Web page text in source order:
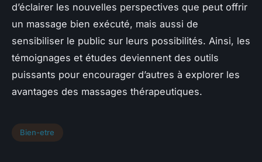
d’éclairer les nouvelles perspectives que peut offrir
un massage bien exécuté, mais aussi de
sensibiliser le public sur leurs possibilités. Ainsi, les
témoignages et études deviennent des outils
puissants pour encourager d’autres à explorer les
avantages des massages thérapeutiques.
Bien-etre